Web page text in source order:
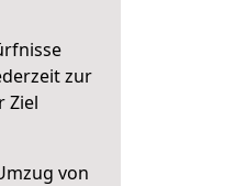
zur
Ziel
von